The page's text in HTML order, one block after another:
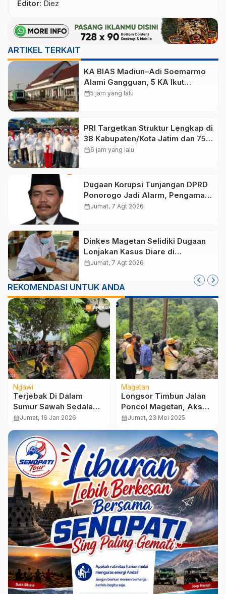
Editor: Diez
ARTIKEL TERKAIT
KA BIAS Madiun–Adi Soemarmo
Alami Gangguan, 5 KA Ikut
Terdampak
calendar_month5 jam yang lalu
PRI Targetkan Struktur Lengkap di
38 Kabupaten/Kota Jatim dan 75
Kursi DPR RI pada Pemilu 2029
calendar_month6 jam yang lalu
Dugaan Korupsi Tunjangan DPRD
Ponorogo Jadi Alarm, Pengamat
Minta Magetan Perkuat Tata
calendar_monthJumat, 7 Agt 2026
Dinkes Magetan Selidiki Dugaan
Lonjakan Kasus Diare di
Lembeyan, Lakukan Penyelidikan
calendar_monthJumat, 7 Agt 2026
REKOMENDASI UNTUK ANDA
Ngawi
Terjebak Di Dalam
Sumur Sawah Sedalam
5 Meter, Kakek 66
Tahun Di Ngawi
Ditemukan Selamat
calendar_monthJumat, 16 Jan 2026
Magetan
Longsor Timbun Jalan
Poncol Magetan, Akses
Wonomulyo–Genilangit
Sempat Lumpuh
calendar_monthJumat, 23 Mei 2025